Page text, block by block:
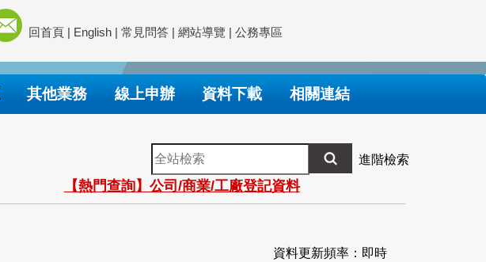
回首頁 | English | 常見問答 | 網站導覽 | 公務專區
其他業務 線上申辦 資料下載 相關連結
全
站
檢
索
進階檢索
【熱門查詢】公司/商業/工廠登記資料
資料更新頻率：即時